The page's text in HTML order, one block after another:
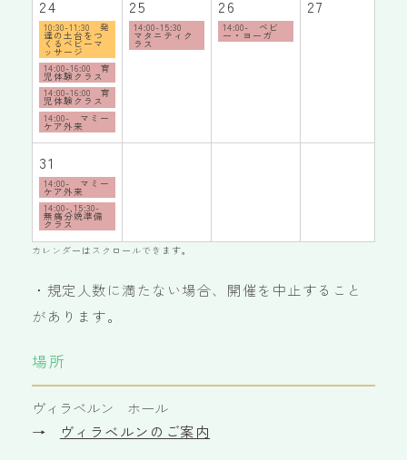
24
10:30-11:30 発
達の土台をつ
くるベビーマ
ッサージ
14:00-16:00 育
児体験クラス
14:00-16:00 育
児体験クラス
14:00- マミー
ケア外来
25
14:00-15:30
マタニティク
ラス
26
14:00- ベビ
ー・ヨーガ
27
31
14:00- マミー
ケア外来
14:00-,15:30-
無痛分娩準備
クラス
カレンダーはスクロールできます。
・規定人数に満たない場合、開催を中止すること
があります。
場所
ヴィラベルン ホール
ヴィラベルンのご案内